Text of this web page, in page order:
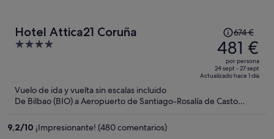
Hotel Attica21 Coruña
4
El
precio
era
de
674 €,
es
674 €
481 €
por persona
24 sept - 27 sept
Actualizado hace 1 día
Vuelo de ida y vuelta sin escalas incluido
De Bilbao (BIO) a Aeropuerto de Santiago-Rosalía de Casto
9,2/10 ¡Impresionante! (480 comentarios)